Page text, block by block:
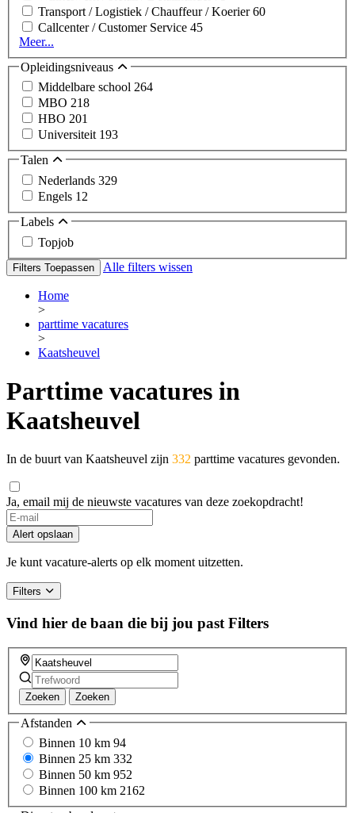
Transport / Logistiek / Chauffeur / Koerier60
Callcenter / Customer Service 45
Meer...
Opleidingsniveaus
Middelbare school 264
MBO 218
HBO 201
Universiteit 193
Talen
Nederlands 329
Engels 12
Labels
Topjob
Filters Toepassen Alle filters wissen
Home
>
parttime vacatures
>
Kaatsheuvel
Parttime vacatures in
Kaatsheuvel
In de buurt van Kaatsheuvel zijn 332 parttime vacatures gevonden.
Ja, email mij de nieuwste vacatures van deze zoekopdracht!
Alert opslaan
Je kunt vacature-alerts op elk moment uitzetten.
Filters
Vind hier de baan die bij jou past Filters
Zoeken Zoeken
Afstanden
Binnen 10 km 94
Binnen 25 km 332
Binnen 50 km 952
Binnen 100 km 2162